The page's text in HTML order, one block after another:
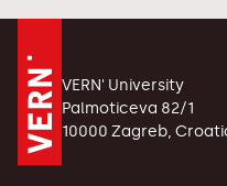
VERN' University
Palmoticeva 82/1
10000 Zagreb,